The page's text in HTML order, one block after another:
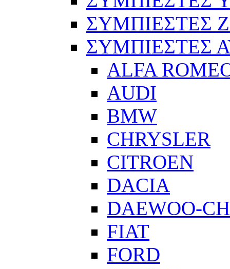
ΣΥΜΠΙΕΣΤΕΣ
ΣΥΜΠΙΕΣΤΕΣ
ALFA
AUDI
BMW
CHRYSLER
CITROEN
DACIA
DAEWOO-
FIAT
FORD